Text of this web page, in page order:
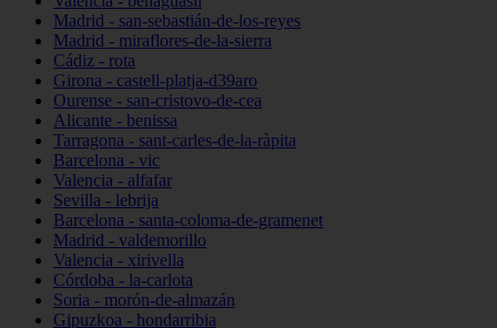
Madrid - san-sebastián-de-los-reyes
Madrid - miraflores-de-la-sierra
Cádiz - rota
Girona - castell-platja-d39aro
Ourense - san-cristovo-de-cea
Alicante - benissa
Tarragona - sant-carles-de-la-ràpita
Barcelona - vic
Valencia - alfafar
Sevilla - lebrija
Barcelona - santa-coloma-de-gramenet
Madrid - valdemorillo
Valencia - xirivella
Córdoba - la-carlota
Soria - morón-de-almazán
Gipuzkoa - hondarribia